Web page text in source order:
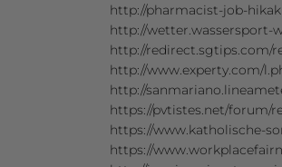
http://pharmacist-job-
http://wetter.wassersport-
http://redirect.sgtips.com/
http://www.experty.com/
http://
https://pvtistes.net/forum/
https://www.katholische-
https://